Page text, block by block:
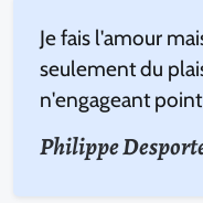
Je fais l'amour
seulement du
n'engageant
Philippe